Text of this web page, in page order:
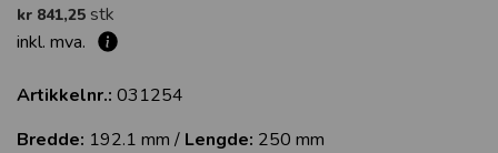
kr 841,25 stk
inkl. mva.
Artikkelnr.: 031254
Bredde: 192.1 mm / Lengde: 250 mm